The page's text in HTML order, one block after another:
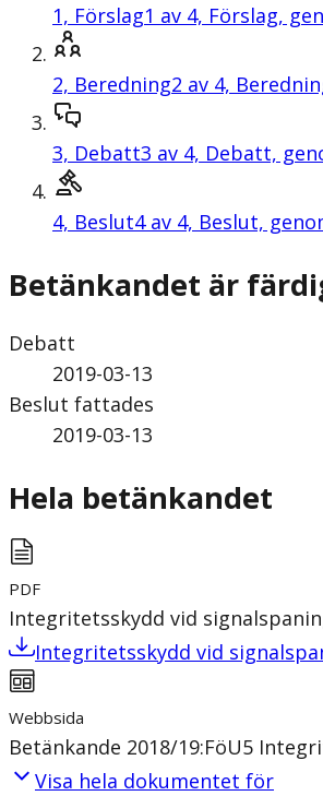
1, Förslag1 av 4, Förslag,
2, Beredning2 av 4,
3, Debatt3 av 4, Debatt,
4, Beslut4 av 4, Beslut,
Betänkandet är
Debatt
2019-03-13
Beslut fattades
2019-03-13
Hela betänkandet
PDF
Integritetsskydd vid
Integritetsskydd vid
Webbsida
Betänkande 2018/19:FöU5
Visa hela dokumentet för